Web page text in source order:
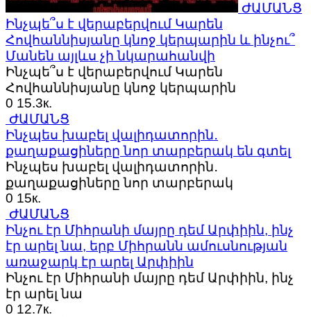
ԺԱՄԱՆՑ
Ինչպե՞ս է վերաբերվում Կարեն
Հովհաննիսյանը կնոջ կերպարին և ինչու՞
Մանեն այլևս չի նկարահանվի
Ինչպե՞ս է վերաբերվում Կարեն
Հովհաննիսյանը կնոջ կերպարին
0 15.3к.
ԺԱՄԱՆՑ
Ինչպես խաբել վալիդատորին․
քաղաքացիները նոր տարբերակ են գտել
Ինչպես խաբել վալիդատորին․
քաղաքացիները նոր տարբերակ
0 15к.
ԺԱՄԱՆՑ
Ինչու էր Միհրանի մայրը դեմ Արփիին, ինչ
էր արել նա, երբ Միհրանն ամուսնության
առաջարկ էր արել Արփիին
Ինչու էր Միհրանի մայրը դեմ Արփիին, ինչ
էր արել նա
0 12.7к.